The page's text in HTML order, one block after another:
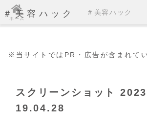
＃美容ハック
※当サイトではPR・広告が含まれて
スクリーンショット
19.04.28
ホーム
＃美容ハック